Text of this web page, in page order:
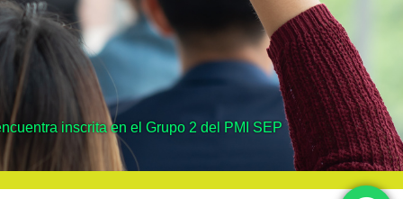
inscrita en el Grupo 2 del PMI SEP